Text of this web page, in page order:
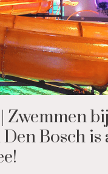
Zwemmen bij
Bosch is